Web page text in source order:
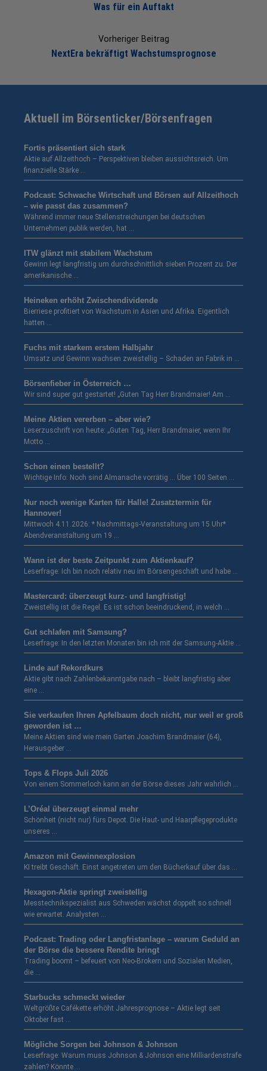
Was für ein Auftakt
Vorheriger Beitrag
NextEra bekräftigt Wachstumsprognose
Aktuell im Börsenticker/Börsenfragen
Fortis präsentiert sich stark
Aktie auf Allzeithoch – Perspektiven bleiben aussichtsreich. Um
finanzielle Stärke …
Podcast: Schwache Wirtschaft und Börsen auf Allzeithoch
– wie passt das zusammen?
Während immer neue Stellenstreichungen bei deutschen
Unternehmen publik werden, hat …
ITW glänzt mit stabilem Wachstum
Gewinn legt langfristig um durchschnittlich sieben Prozent zu. Der
amerikanische …
Heineken erhöht Zwischendividende
Bierriese profitiert von Wachstum in Asien und Afrika. Eigentlich
hatten …
Fuchs mit starkem erstem Halbjahr
Umsatz und Gewinn wachsen zweistellig – Schaden an Fabrik in …
Börsenfieber in Österreich …
Wir sind super gut gestartet! „Guten Tag Herr Brandmaier! Am …
Meine Aktien vererben – aber wie?
Leserzuschrift von heute: „Guten Tag, Herr Brandmaier, wenn Ihr
Motto …
Schon einen bestellt?
Wichtige Info: Noch sind Almanache vorrätig … Über 100 Seiten …
Nur noch wenige Karten für Halle! Zusatztermin für
Hannover!
Mittwoch 4.11.2026: * Nachmittags-Veranstaltung um 15 Uhr*
Abendveranstaltung um 19 …
Wann ist der beste Zeitpunkt zum Aktienkauf?
Leserfrage: Ich bin noch relativ neu im Börsengeschäft und habe …
Mastercard: überzeugt kurz- und langfristig!
Zweistellig ist die Regel. Es ist schon beeindruckend, in welch …
Gut schlafen mit Samsung?
Leserfrage: In den letzten Monaten bin ich mit der Samsung-Aktie …
Linde auf Rekordkurs
Aktie gibt nach Zahlenbekanntgabe nach – bleibt langfristig aber
eine …
Sie verkaufen Ihren Apfelbaum doch nicht, nur weil er groß
geworden ist …
Meine Aktien sind wie mein Garten Joachim Brandmaier (64),
Herausgeber …
Tops & Flops Juli 2026
Von einem Sommerloch kann an der Börse dieses Jahr wahrlich …
L’Oréal überzeugt einmal mehr
Schönheit (nicht nur) fürs Depot. Die Haut- und Haarpflegeprodukte
unseres …
Amazon mit Gewinnexplosion
KI treibt Geschäft. Einst angetreten um den Bücherkauf über das …
Hexagon-Aktie springt zweistellig
Messtechnikspezialist aus Schweden wächst doppelt so schnell
wie erwartet. Analysten …
Podcast: Trading oder Langfristanlage – warum Geduld an
der Börse die bessere Rendite bringt
Trading boomt – befeuert von Neo-Brokern und Sozialen Medien,
die …
Starbucks schmeckt wieder
Weltgrößte Cafékette erhöht Jahresprognose – Aktie legt seit
Oktober fast …
Mögliche Sorgen bei Johnson & Johnson
Leserfrage: Warum muss Johnson & Johnson eine Milliardenstrafe
zahlen? Könnte …